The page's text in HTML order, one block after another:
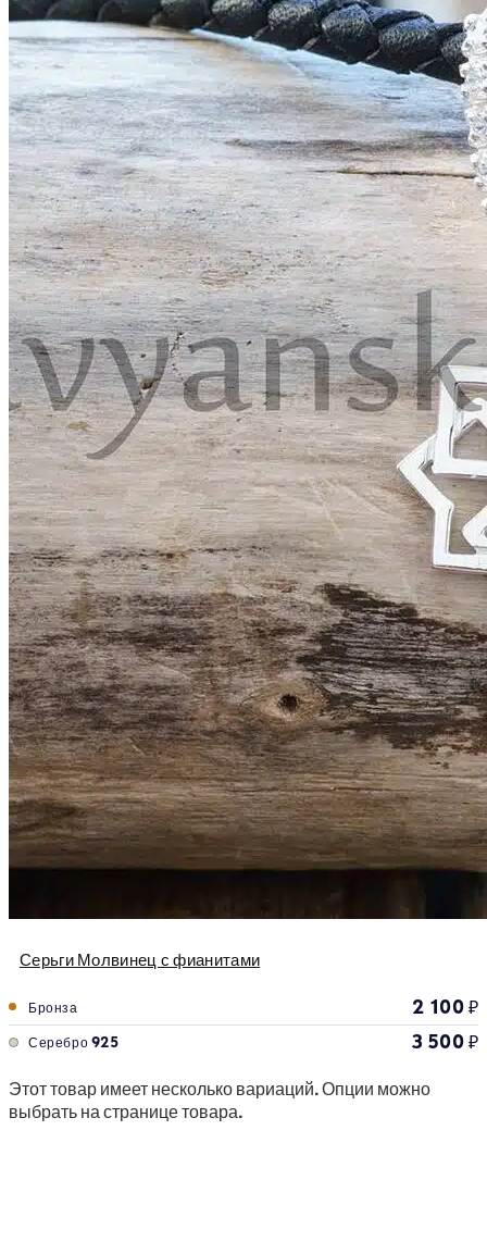
Серьги Молвинец с фианитами
Бронза 2 100₽
Серебро 925 3 500₽
Этот товар имеет несколько вариаций. Опции можно
выбрать на странице товара.